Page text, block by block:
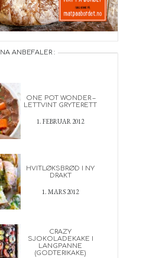
INA ANBEFALER :
ONE POT WONDER –
LETTVINT GRYTERETT
1. FEBRUAR 2012
HVITLØKSBRØD I NY
DRAKT
1. MARS 2012
CRAZY
SJOKOLADEKAKE I
LANGPANNE
(GODTERIKAKE)